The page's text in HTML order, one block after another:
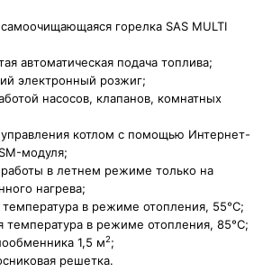
горелка SAS MULTI
автоматическая подача топлива;
электронный розжиг;
насосов, клапанов, комнатных
котлом с помощью Интернет-
модуля;
в летнем режиме только на
нагрева;
в режиме отопления, 55°C;
температура в режиме отопления, 85°C;
1,5 м2;
решетка.